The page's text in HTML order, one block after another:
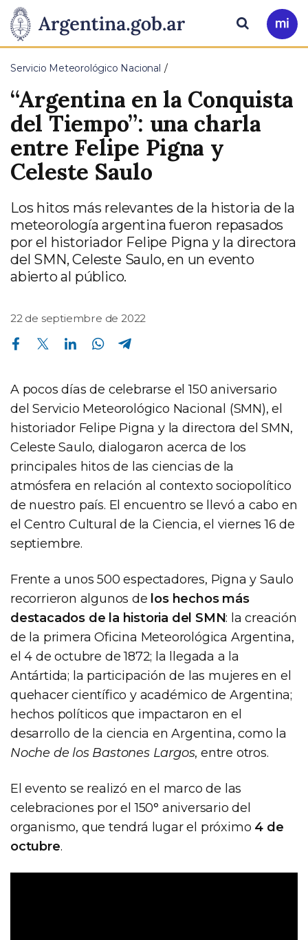
Presidencia
de
la
Nación
Pasar al contenido principal
Ir
a
Buscar
Servicio Meteorológico Nacional
“Argentina en la Conquista
del Tiempo”: una charla
entre Felipe Pigna y
Celeste Saulo
Los hitos más relevantes de la historia de la
meteorología argentina fueron repasados
por el historiador Felipe Pigna y la directora
del SMN, Celeste Saulo, en un evento
abierto al público.
22 de septiembre de 2022
Compartir en Facebook Compartir en Twitter Compartir en Linkedin Compartir en Whatsapp
A pocos días de celebrarse el 150 aniversario
del Servicio Meteorológico Nacional (SMN), el
historiador Felipe Pigna y la directora del SMN,
Celeste Saulo, dialogaron acerca de los
principales hitos de las ciencias de la
atmósfera en relación al contexto sociopolítico
de nuestro país. El encuentro se llevó a cabo en
el Centro Cultural de la Ciencia, el viernes 16 de
septiembre.
Frente a unos 500 espectadores, Pigna y Saulo
recorrieron algunos de los hechos más
destacados de la historia del SMN: la creación
de la primera Oficina Meteorológica Argentina,
el 4 de octubre de 1872; la llegada a la
Antártida; la participación de las mujeres en el
quehacer científico y académico de Argentina;
hechos políticos que impactaron en el
desarrollo de la ciencia en Argentina, como la
Noche de los Bastones Largos, entre otros.
El evento se realizó en el marco de las
celebraciones por el 150° aniversario del
organismo, que tendrá lugar el próximo 4 de
octubre.